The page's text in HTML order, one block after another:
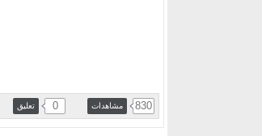
830 مشاهدات 0 تعليق